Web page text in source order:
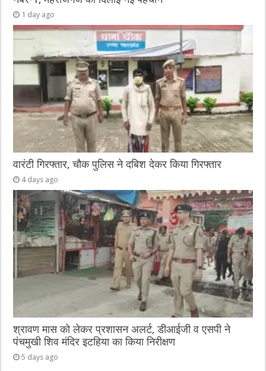
1 day ago
वारंटी गिरफ्तार, चौक पुलिस ने दबिश देकर किया गिरफ्तार
4 days ago
श्रावण मास को लेकर प्रशासन अलर्ट, डीआईजी व एसपी ने
पंचमुखी शिव मंदिर इटहिया का किया निरीक्षण
5 days ago